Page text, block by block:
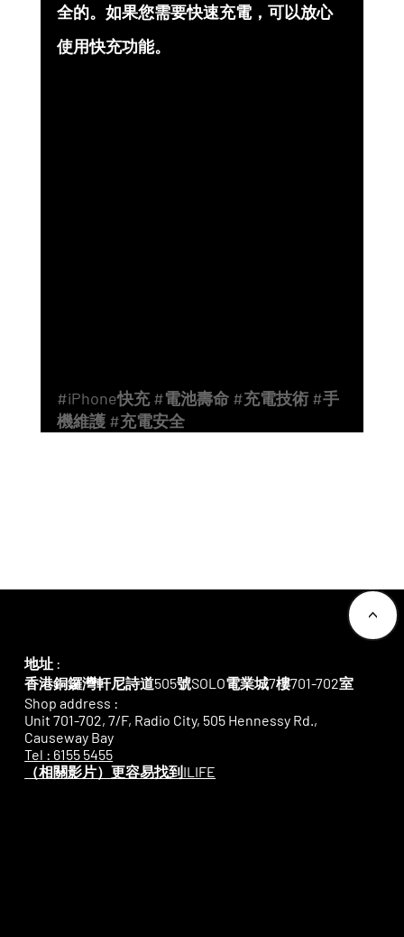
地址 :
香港銅鑼灣軒尼詩道505號SOLO電業城7樓701-702室
Shop address :
Unit 701-702, 7/F, Radio City, 505 Hennessy Rd.,
Causeway Bay
Tel : 6155 5455
​（相關影片）更容易找到ILIFE
<
全的。如果您需要快速充電，可以放心
使用快充功能。
#iPhone快充 #電池壽命 #充電技術 #手
機維護 #充電安全